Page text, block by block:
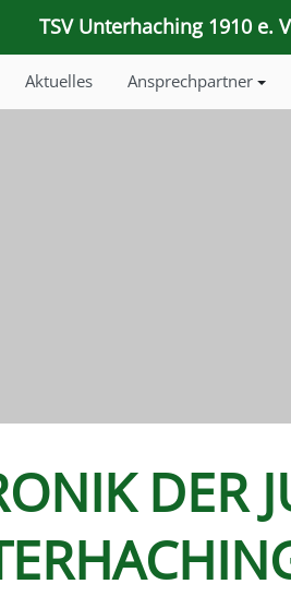
TSV Unterhaching 1910 e.
Aktuelles Ansprechpartner
DER